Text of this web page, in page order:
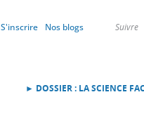
Suivre
S'inscrire Nos blogs
► DOSSIER : LA SCIENCE